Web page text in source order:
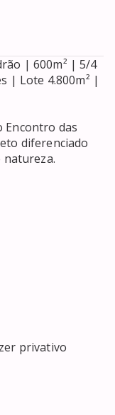
| 600m² | 5/4
| Lote 4.800m² |
Encontro das
diferenciado
privativo